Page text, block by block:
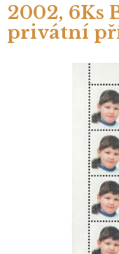
2002, 6Ks
privátní